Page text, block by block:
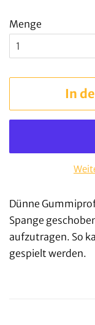
Menge
In
Dünne
Spange
aufzutragen. So
gespielt werden.